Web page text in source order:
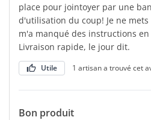
place pour jointoyer par une
d'utilisation du coup! Je ne
m'a manqué des instructions
Livraison rapide, le jour dit.
Utile 1 artisan a trouvé cet
Bon produit